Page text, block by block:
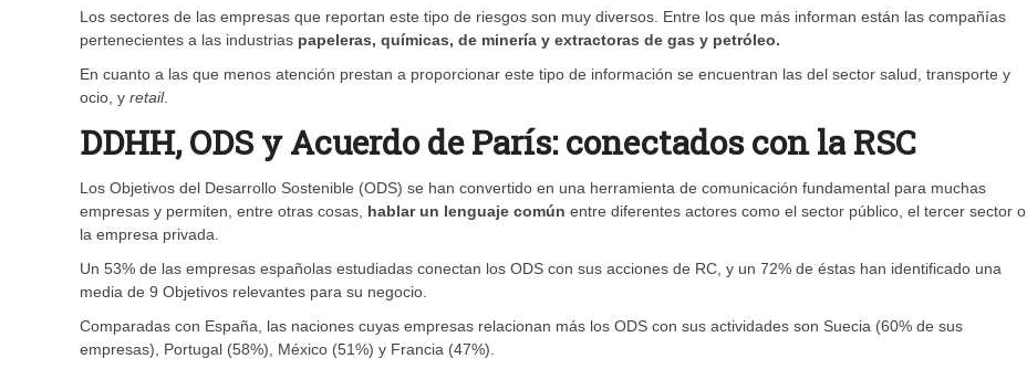
Los sectores de las empresas que reportan este tipo de riesgos son muy diversos. Entre los que más informan están las compañías
pertenecientes a las industrias papeleras, químicas, de minería y extractoras de gas y petróleo.
En cuanto a las que menos atención prestan a proporcionar este tipo de información se encuentran las del sector salud, transporte y
ocio, y retail.
DDHH, ODS y Acuerdo de París: conectados con la RSC
Los Objetivos del Desarrollo Sostenible (ODS) se han convertido en una herramienta de comunicación fundamental para muchas
empresas y permiten, entre otras cosas, hablar un lenguaje común entre diferentes actores como el sector público, el tercer sector o
la empresa privada.
Un 53% de las empresas españolas estudiadas conectan los ODS con sus acciones de RC, y un 72% de éstas han identificado una
media de 9 Objetivos relevantes para su negocio.
Comparadas con España, las naciones cuyas empresas relacionan más los ODS con sus actividades son Suecia (60% de sus
empresas), Portugal (58%), México (51%) y Francia (47%).